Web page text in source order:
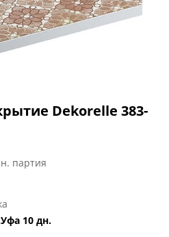
Dekorelle 383-
партия
10 дн.